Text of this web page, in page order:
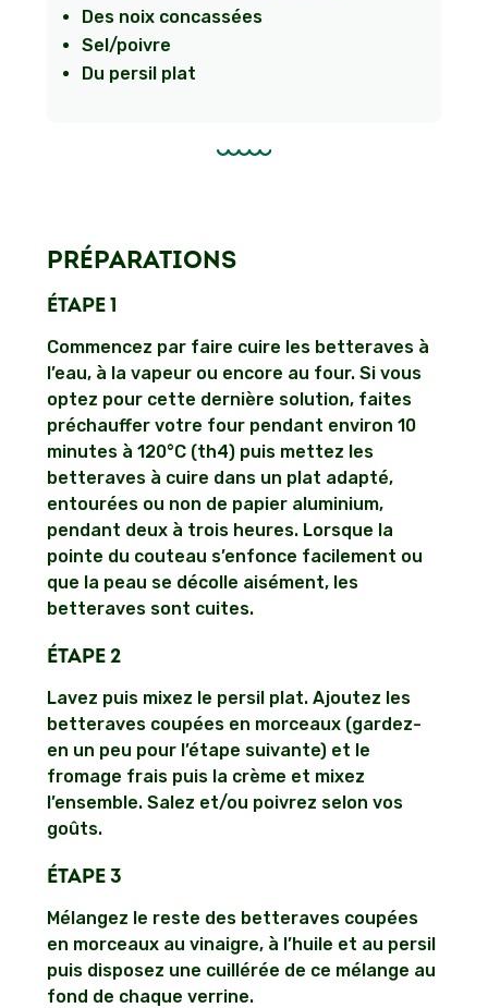
Des noix concassées
Sel/poivre
Du persil plat
PRÉPARATIONS
ÉTAPE 1
Commencez par faire cuire les betteraves à
l’eau, à la vapeur ou encore au four. Si vous
optez pour cette dernière solution, faites
préchauffer votre four pendant environ 10
minutes à 120°C (th4) puis mettez les
betteraves à cuire dans un plat adapté,
entourées ou non de papier aluminium,
pendant deux à trois heures. Lorsque la
pointe du couteau s’enfonce facilement ou
que la peau se décolle aisément, les
betteraves sont cuites.
ÉTAPE 2
Lavez puis mixez le persil plat. Ajoutez les
betteraves coupées en morceaux (gardez-
en un peu pour l’étape suivante) et le
fromage frais puis la crème et mixez
l’ensemble. Salez et/ou poivrez selon vos
goûts.
ÉTAPE 3
Mélangez le reste des betteraves coupées
en morceaux au vinaigre, à l’huile et au persil
puis disposez une cuillérée de ce mélange au
fond de chaque verrine.